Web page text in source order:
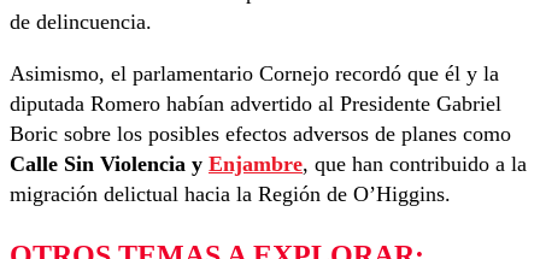
de delincuencia.
Asimismo, el parlamentario Cornejo recordó que él y la
diputada Romero habían advertido al Presidente Gabriel
Boric sobre los posibles efectos adversos de planes como
Calle Sin Violencia y Enjambre, que han contribuido a la
migración delictual hacia la Región de O’Higgins.